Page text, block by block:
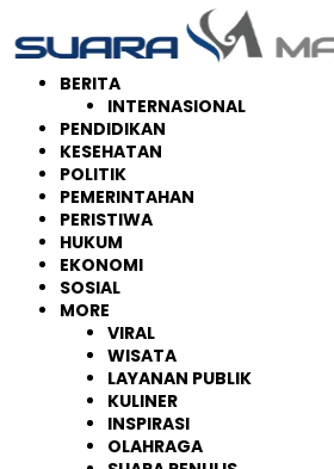
ke
konten
BERITA
INTERNASIONAL
PENDIDIKAN
KESEHATAN
POLITIK
PEMERINTAHAN
PERISTIWA
HUKUM
EKONOMI
SOSIAL
MORE
VIRAL
WISATA
LAYANAN PUBLIK
KULINER
INSPIRASI
OLAHRAGA